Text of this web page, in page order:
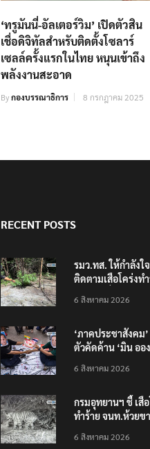
‘ทรูมันนี่-อัลเตอร์วิม’ เปิดตัวสิน
เชื่อดิจิทัลสำหรับติดตั้งโซลาร์
เซลล์ครั้งแรกในไทย หนุนเข้าถึง
พลังงานสะอาด
Byกองบรรณาธิการ 8 กรกฎาคม 2025
RECENT POSTS
รมว.ทส. ให้กำลังใ
ติดตามเสือโคร่งท
6 สิงหาคม 2026
‘ภาคประชาสังคม’
ตัวคัดค้าน ‘มิน ออง
ต้อนรับอาชญากร’
6 สิงหาคม 2026
กรมอุทยานฯ ชี้ เสือ
ทำร้าย จนท.ห้วยข
บังเอิญ ไม่เข้าข่าย ‘
6 สิงหาคม 2026